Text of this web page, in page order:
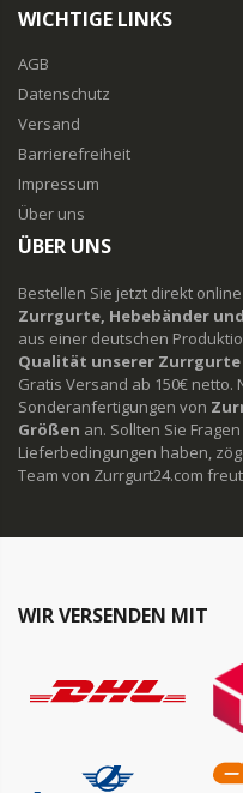
WICHTIGE LINKS
AGB
Datenschutz
Versand
Barrierefreiheit
Impressum
Über uns
ÜBER UNS
Bestellen Sie jetzt direkt
Zurrgurte, Hebebänder
aus einer deutschen
Qualität unserer Zurrgurte
Gratis Versand ab 150€
Sonderanfertigungen von
Größen an. Sollten Sie
Lieferbedingungen haben,
Team von Zurrgurt24.com
WIR VERSENDEN MIT